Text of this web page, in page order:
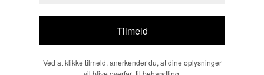
Tilmeld
Ved at klikke tilmeld, anerkender du, at dine oplysninger